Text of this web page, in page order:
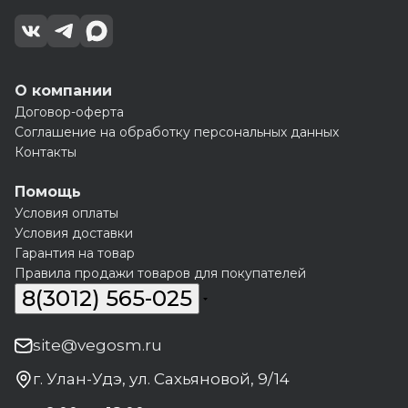
О компании
Договор-оферта
Соглашение на обработку персональных данных
Контакты
Помощь
Условия оплаты
Условия доставки
Гарантия на товар
Правила продажи товаров для покупателей
8(3012) 565-025
site@vegosm.ru
г. Улан-Удэ, ул. Сахьяновой, 9/14